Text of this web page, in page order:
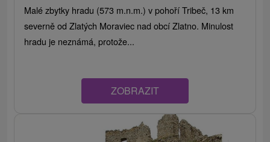
Malé zbytky hradu (573 m.n.m.) v pohoří Tribeč, 13 km
severně od Zlatých Moraviec nad obcí Zlatno. Minulost
hradu je neznámá, protože...
ZOBRAZIT